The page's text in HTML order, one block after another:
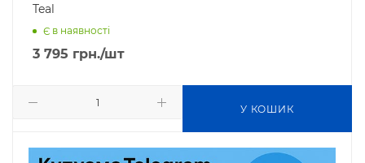
Teal
Є в наявності
3 795 грн./шт
У КОШИК